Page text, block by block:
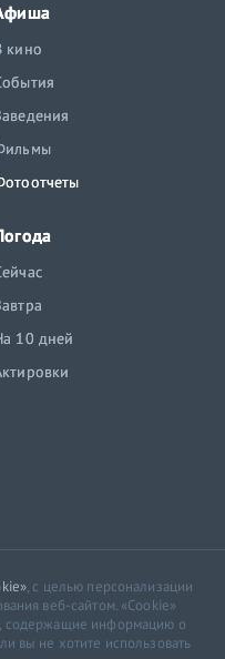
кино
10 дней
, с целью персонализации
веб-сайтом. «Cookie»
содержащие информацию о
вы не хотите использовать